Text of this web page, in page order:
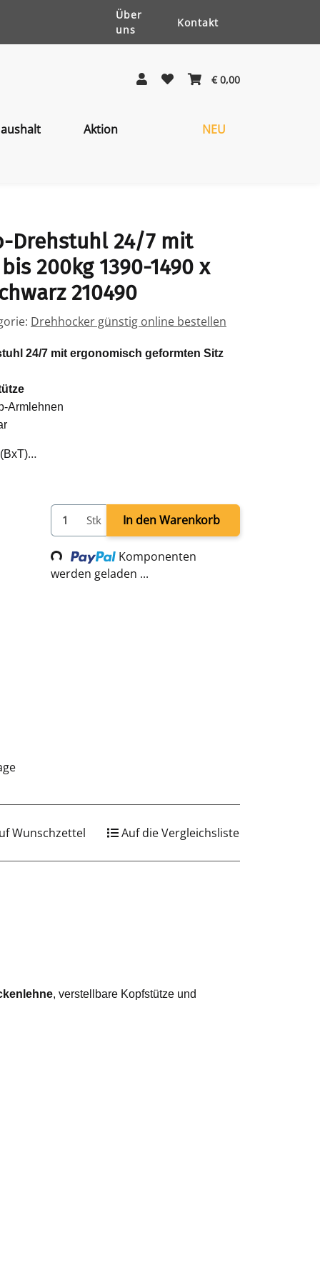
Über
uns
Kontakt
€ 0,00
Aktion NEU
Drehstuhl 24/7 mit
200kg 1390-1490 x
210490
Drehhocker günstig online bestellen
24/7 mit ergonomisch geformten Sitz
Armlehnen
Stk In den Warenkorb
Loading...
Komponenten
werden geladen ...
Wunschzettel Auf die Vergleichsliste
, verstellbare Kopfstütze und